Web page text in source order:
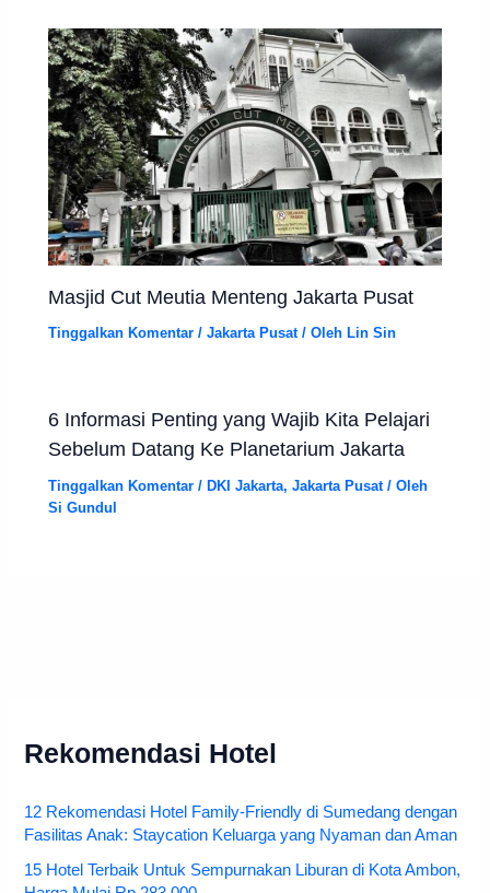
Masjid Cut Meutia Menteng Jakarta Pusat
Tinggalkan Komentar /Jakarta Pusat/ Oleh Lin Sin
6 Informasi Penting yang Wajib Kita Pelajari
Sebelum Datang Ke Planetarium Jakarta
Tinggalkan Komentar /DKI Jakarta,Jakarta Pusat/ Oleh
Si Gundul
Rekomendasi Hotel
12 Rekomendasi Hotel Family-Friendly di Sumedang dengan
Fasilitas Anak: Staycation Keluarga yang Nyaman dan Aman
15 Hotel Terbaik Untuk Sempurnakan Liburan di Kota Ambon,